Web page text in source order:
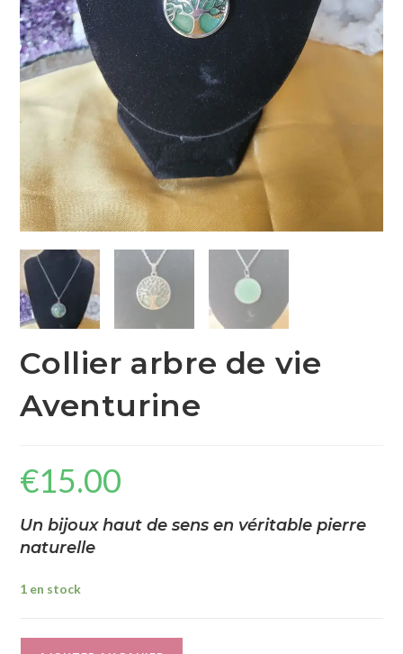
Collier arbre de vie
Aventurine
€15.00
Un bijoux haut de sens en véritable pierre
naturelle
1 en stock